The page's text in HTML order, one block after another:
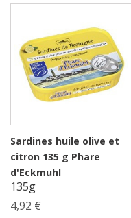
Sardines huile olive et
citron 135 g Phare
d'Eckmuhl
135g
4,92 €